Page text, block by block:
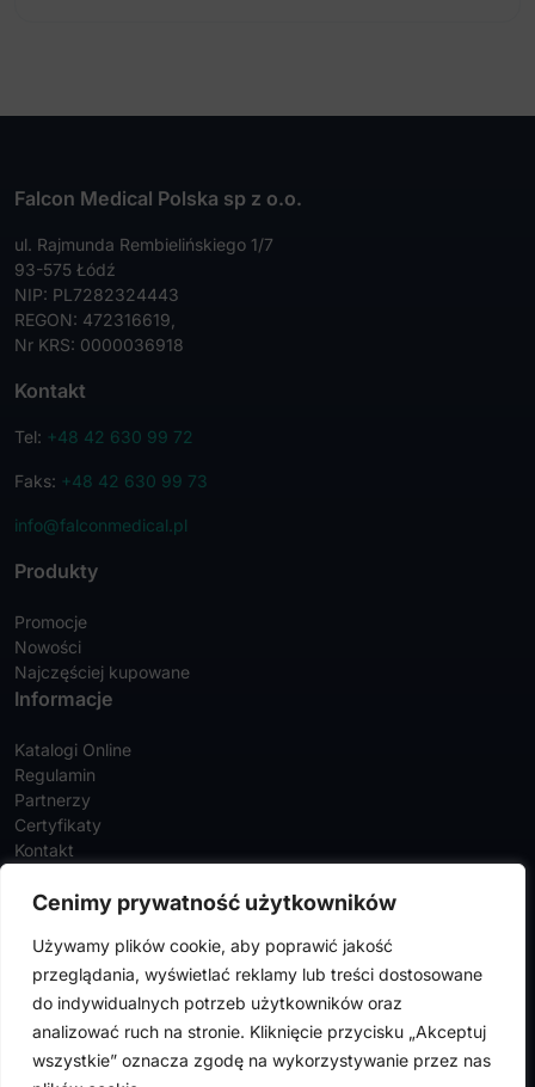
Cenimy prywatność użytkowników
Używamy plików cookie, aby poprawić jakość
przeglądania, wyświetlać reklamy lub treści dostosowane
do indywidualnych potrzeb użytkowników oraz
analizować ruch na stronie. Kliknięcie przycisku „Akceptuj
wszystkie” oznacza zgodę na wykorzystywanie przez nas
Falcon Medical Polska sp z o.o.
ul. Rajmunda Rembielińskiego 1/7
93-575 Łódź
NIP: PL7282324443
REGON: 472316619,
Nr KRS: 0000036918
Kontakt
Tel: +48 42 630 99 72
Faks: +48 42 630 99 73
info@falconmedical.pl
Produkty
Promocje
Nowości
Najczęściej kupowane
Informacje
Katalogi Online
Regulamin
Partnerzy
Certyfikaty
Kontakt
Zamówienia
Adresy
FalconMedical © 2024. Wszystkie prawa zastrzeżone |